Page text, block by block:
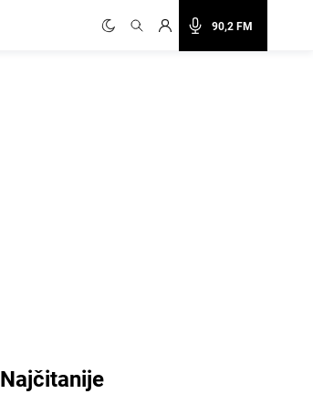
90,2 FM
Najčitanije